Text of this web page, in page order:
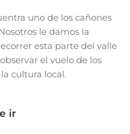
uno de los cañones
le damos la
esta parte del valle
el vuelo de los
cultura local.
ir